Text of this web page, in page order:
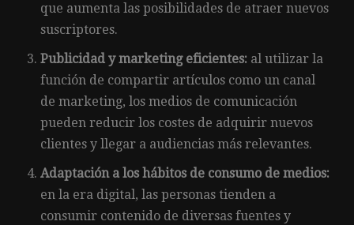
que aumenta las posibilidades de atraer nuevos
suscriptores.
Publicidad y marketing eficientes: al utilizar la
función de compartir artículos como un canal
de marketing, los medios de comunicación
pueden reducir los costes de adquirir nuevos
clientes y llegar a audiencias más relevantes.
Adaptación a los hábitos de consumo de medios:
en la era digital, las personas tienden a
consumir contenido de diversas fuentes y